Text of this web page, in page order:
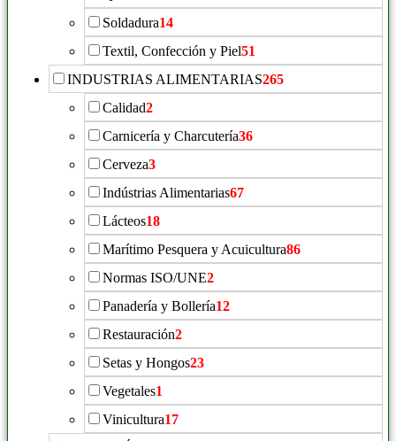
Soldadura14
Textil, Confección y Piel51
INDUSTRIAS ALIMENTARIAS265
Calidad2
Carnicería y Charcutería36
Cerveza3
Indústrias Alimentarias67
Lácteos18
Marítimo Pesquera y Acuicultura86
Normas ISO/UNE2
Panadería y Bollería12
Restauración2
Setas y Hongos23
Vegetales1
Vinicultura17